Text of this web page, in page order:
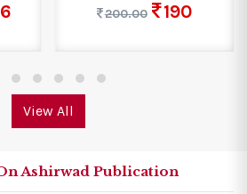
200.00
190
View All
Ashirwad Publication